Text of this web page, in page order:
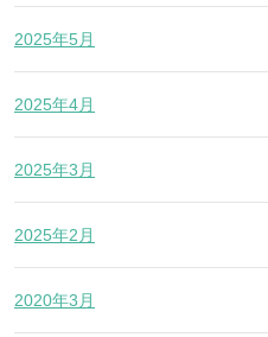
2025年5月
2025年4月
2025年3月
2025年2月
2020年3月